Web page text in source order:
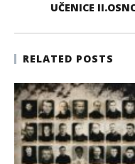
UČENICE
RELATED POSTS